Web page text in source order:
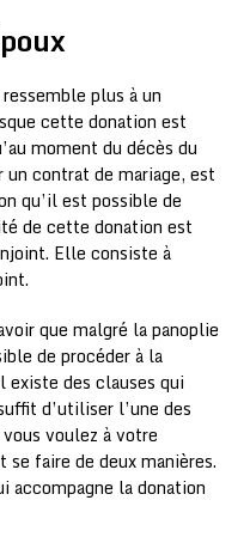
plus à un
cette donation est
moment du décès du
contrat de mariage, est
qu’il est possible de
de cette donation est
Elle consiste à
que malgré la panoplie
de procéder à la
des clauses qui
d’utiliser l’une des
voulez à votre
se faire de deux manières.
accompagne la donation